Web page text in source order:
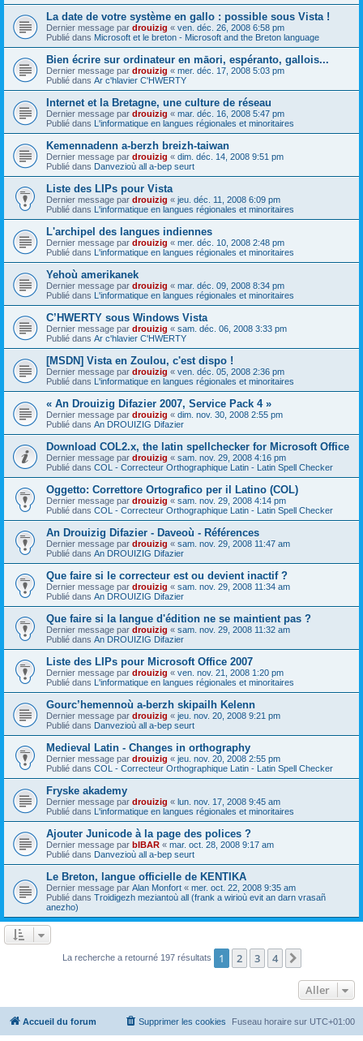
La date de votre système en gallo : possible sous Vista !
Dernier message par drouizig « ven. déc. 26, 2008 6:58 pm
Publié dans Microsoft et le breton - Microsoft and the Breton language
Bien écrire sur ordinateur en māori, espéranto, gallois...
Dernier message par drouizig « mer. déc. 17, 2008 5:03 pm
Publié dans Ar c'hlavier C'HWERTY
Internet et la Bretagne, une culture de réseau
Dernier message par drouizig « mar. déc. 16, 2008 5:47 pm
Publié dans L'informatique en langues régionales et minoritaires
Kemennadenn a-berzh breizh-taiwan
Dernier message par drouizig « dim. déc. 14, 2008 9:51 pm
Publié dans Danvezioù all a-bep seurt
Liste des LIPs pour Vista
Dernier message par drouizig « jeu. déc. 11, 2008 6:09 pm
Publié dans L'informatique en langues régionales et minoritaires
L'archipel des langues indiennes
Dernier message par drouizig « mer. déc. 10, 2008 2:48 pm
Publié dans L'informatique en langues régionales et minoritaires
Yehoù amerikanek
Dernier message par drouizig « mar. déc. 09, 2008 8:34 pm
Publié dans L'informatique en langues régionales et minoritaires
C’HWERTY sous Windows Vista
Dernier message par drouizig « sam. déc. 06, 2008 3:33 pm
Publié dans Ar c'hlavier C'HWERTY
[MSDN] Vista en Zoulou, c'est dispo !
Dernier message par drouizig « ven. déc. 05, 2008 2:36 pm
Publié dans L'informatique en langues régionales et minoritaires
« An Drouizig Difazier 2007, Service Pack 4 »
Dernier message par drouizig « dim. nov. 30, 2008 2:55 pm
Publié dans An DROUIZIG Difazier
Download COL2.x, the latin spellchecker for Microsoft Office
Dernier message par drouizig « sam. nov. 29, 2008 4:16 pm
Publié dans COL - Correcteur Orthographique Latin - Latin Spell Checker
Oggetto: Correttore Ortografico per il Latino (COL)
Dernier message par drouizig « sam. nov. 29, 2008 4:14 pm
Publié dans COL - Correcteur Orthographique Latin - Latin Spell Checker
An Drouizig Difazier - Daveoù - Références
Dernier message par drouizig « sam. nov. 29, 2008 11:47 am
Publié dans An DROUIZIG Difazier
Que faire si le correcteur est ou devient inactif ?
Dernier message par drouizig « sam. nov. 29, 2008 11:34 am
Publié dans An DROUIZIG Difazier
Que faire si la langue d'édition ne se maintient pas ?
Dernier message par drouizig « sam. nov. 29, 2008 11:32 am
Publié dans An DROUIZIG Difazier
Liste des LIPs pour Microsoft Office 2007
Dernier message par drouizig « ven. nov. 21, 2008 1:20 pm
Publié dans L'informatique en langues régionales et minoritaires
Gourc’hemennoù a-berzh skipailh Kelenn
Dernier message par drouizig « jeu. nov. 20, 2008 9:21 pm
Publié dans Danvezioù all a-bep seurt
Medieval Latin - Changes in orthography
Dernier message par drouizig « jeu. nov. 20, 2008 2:55 pm
Publié dans COL - Correcteur Orthographique Latin - Latin Spell Checker
Fryske akademy
Dernier message par drouizig « lun. nov. 17, 2008 9:45 am
Publié dans L'informatique en langues régionales et minoritaires
Ajouter Junicode à la page des polices ?
Dernier message par bIBAR « mar. oct. 28, 2008 9:17 am
Publié dans Danvezioù all a-bep seurt
Le Breton, langue officielle de KENTIKA
Dernier message par Alan Monfort « mer. oct. 22, 2008 9:35 am
Publié dans Troidigezh meziantoù all (frank a wirioù evit an darn vrasañ
anezho)
La recherche a retourné 197 résultats 1 2 3 4
Aller
Accueil du forum Fuseau horaire sur UTC+01:00
Supprimer les cookies